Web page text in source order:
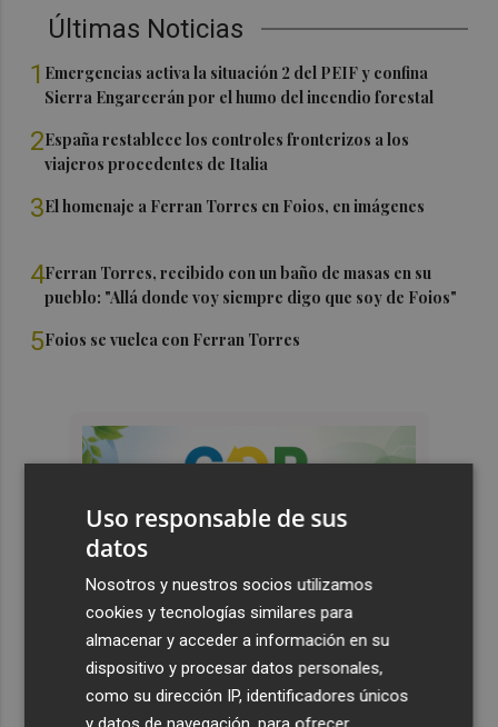
Últimas Noticias
1 Emergencias activa la situación 2 del PEIF y confina
Sierra Engarcerán por el humo del incendio forestal
2España restablece los controles fronterizos a los
viajeros procedentes de Italia
3El homenaje a Ferran Torres en Foios, en imágenes
4Ferran Torres, recibido con un baño de masas en su
pueblo: "Allá donde voy siempre digo que soy de Foios"
5Foios se vuelca con Ferran Torres
Uso responsable de sus
datos
Nosotros y nuestros socios utilizamos
cookies y tecnologías similares para
almacenar y acceder a información en su
dispositivo y procesar datos personales,
como su dirección IP, identificadores únicos